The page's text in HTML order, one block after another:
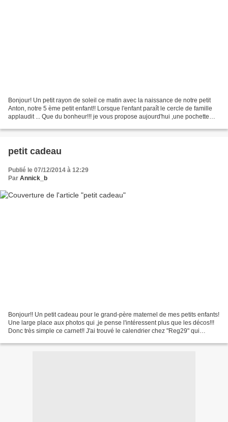
Bonjour! Un petit rayon de soleil ce matin avec la naissance de notre petit
Anton, notre 5 ème petit enfant!! Lorsque l'enfant paraît le cercle de famille
applaudit ... Que du bonheur!!! je vous propose aujourd'hui ,une pochette
petit cadeau
Publié le 07/12/2014 à 12:29
Par Annick_b
Bonjour!! Un petit cadeau pour le grand-père maternel de mes petits enfants!
Une large place aux photos qui ,je pense l'intéressent plus que les décos!!!
Donc très simple ce carnet!! J'ai trouvé le calendrier chez "Reg29" qui